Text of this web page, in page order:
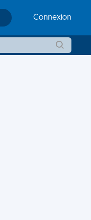
Connexion